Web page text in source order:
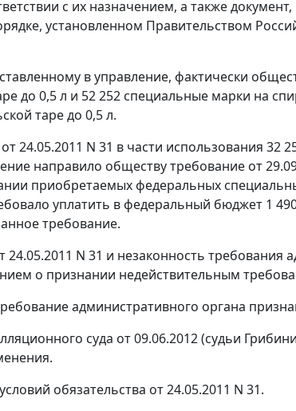
с их назначением, а также
установленном Правительством
в управление, фактически
до 0,5 л и 52 252 специальные марки на
таре до 0,5 л.
24.05.2011 N 31 в части использования 32
направило обществу требование от
приобретаемых федеральных
уплатить в федеральный бюджет 1
требование.
N 31 и незаконность требования
о признании недействительным
административного органа
суда от 09.06.2012 (судьи
обязательства от 24.05.2011 N 31.